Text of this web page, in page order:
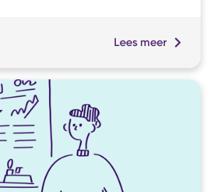
en continuïteit borgt. Zo
professionals optimaal in hun
bereidt hen voor op toekomstige
Lees meer